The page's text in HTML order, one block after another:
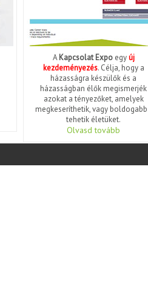
AKapcsolat Expoegyúj
kezdeményezés. Célja, hogy a
házasságra készülők és a
házasságban élők megismerjék
azokat a tényezőket, amelyek
megkeseríthetik, vagy
tehetik életüket.
Olvasd tovább